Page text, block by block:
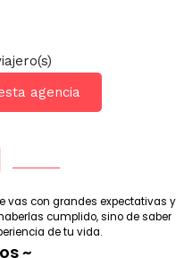
agencia
vas con grandes expectativas y
cumplido, sino de saber
de tu vida.
~